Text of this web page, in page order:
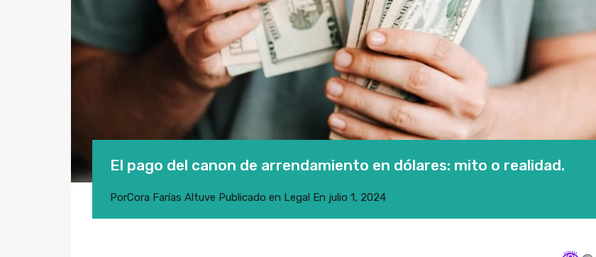
El pago del canon de arrendamiento en dólares: mito o realidad.
PorCora Farías Altuve Publicado en Legal En julio 1, 2024